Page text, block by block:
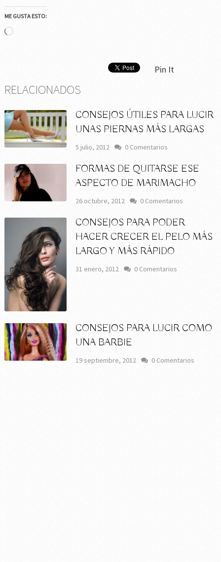
ME GUSTA ESTO:
Cargando...
Pin It
RELACIONADOS
CONSEJOS ÚTILES PARA LUCIR
UNAS PIERNAS MÁS LARGAS
5 julio, 2012 0 Comentarios
FORMAS DE QUITARSE ESE
ASPECTO DE MARIMACHO
26 octubre, 2012 0 Comentarios
CONSEJOS PARA PODER
HACER CRECER EL PELO MÁS
LARGO Y MÁS RÁPIDO
31 enero, 2012 0 Comentarios
CONSEJOS PARA LUCIR COMO
UNA BARBIE
19 septiembre, 2012 0 Comentarios